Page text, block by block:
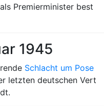
Premierminister best
1945
Schlacht um Pose
letzten deutschen Vert